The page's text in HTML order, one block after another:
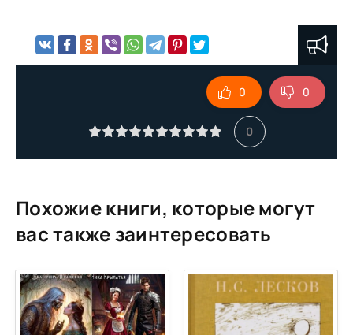
0
0 0
Похожие книги, которые могут
вас также заинтересовать